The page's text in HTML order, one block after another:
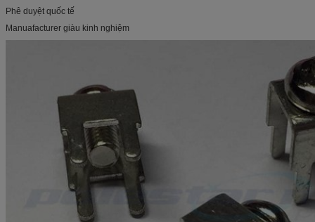
Phê duyệt quốc tế
Manuafacturer giàu kinh nghiệm